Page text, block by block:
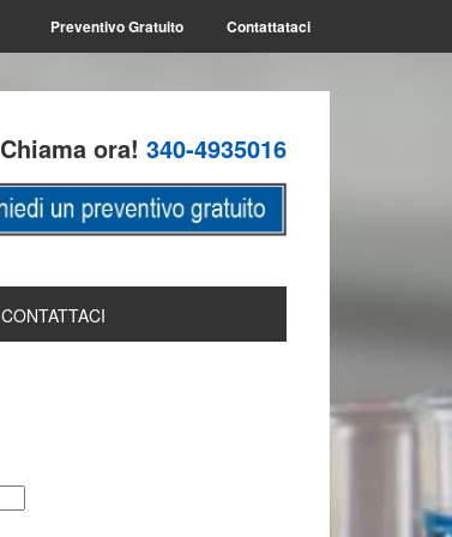
Preventivo Gratuito Contattataci
Chiama ora! 340-4935016
CONTATTACI